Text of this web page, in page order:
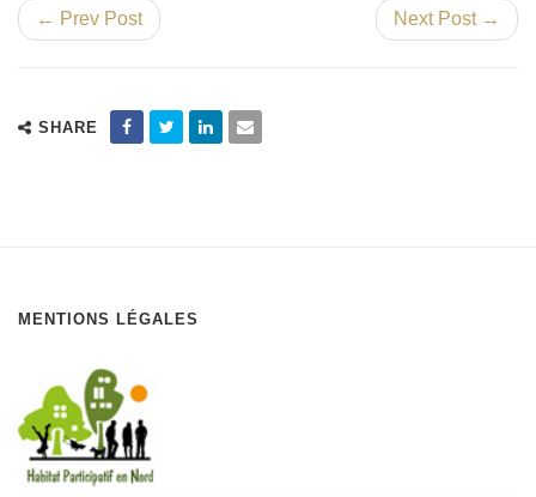
← Prev Post Next Post →
SHARE
MENTIONS LÉGALES